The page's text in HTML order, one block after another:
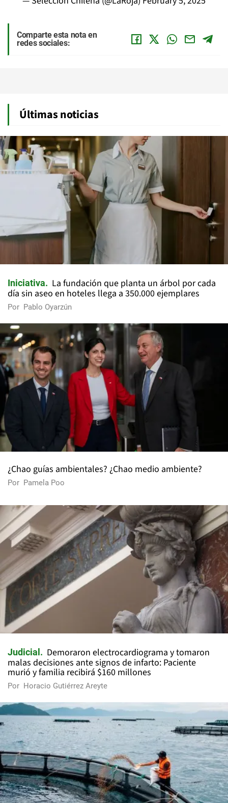
Comparte esta nota en
redes sociales:
Últimas noticias
Iniciativa
La fundación que planta un árbol por cada
día sin aseo en hoteles llega a 350.000 ejemplares
Por Pablo Oyarzún
¿Chao guías ambientales? ¿Chao medio ambiente?
Por Pamela Poo
Judicial
Demoraron electrocardiograma y tomaron
malas decisiones ante signos de infarto: Paciente
murió y familia recibirá $160 millones
Por Horacio Gutiérrez Areyte